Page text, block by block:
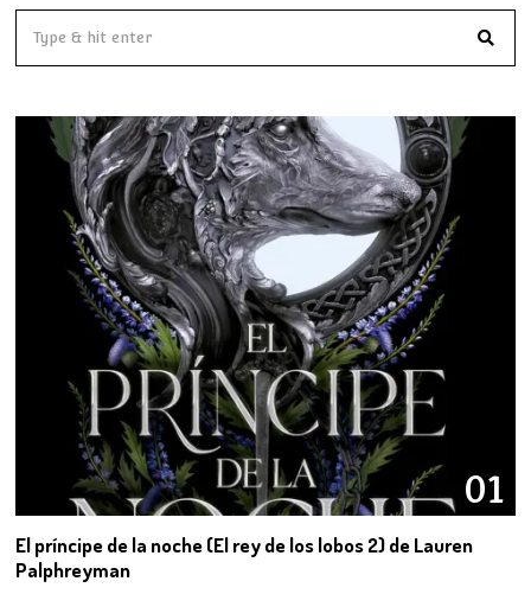
01
El príncipe de la noche (El rey de los lobos 2) de Lauren
Palphreyman